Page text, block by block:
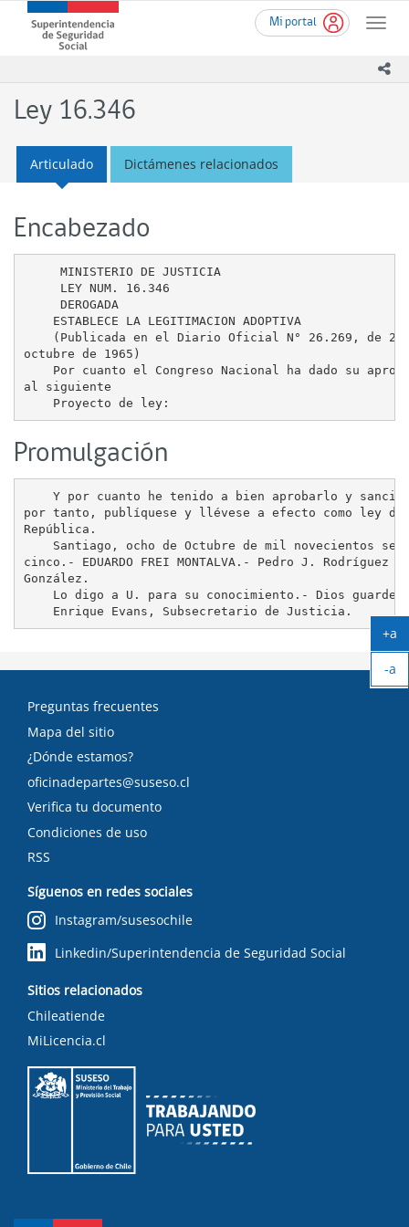
contenido
Mi portal
Toggle
Superintendencia
de
(SUSESO)
-
de
Chile
Ley 16.346
Articulado Dictámenes relacionados
Encabezado
     MINISTERIO DE JUSTICIA
     LEY NUM. 16.346
     DEROGADA
    ESTABLECE LA LEGITIMACION ADOPTIVA
(Publicada en el Diario Oficial N° 26.269, de 20
octubre de 1965)
Por cuanto el Congreso Nacional ha dado su
al siguiente
Promulgación
Y por cuanto he tenido a bien aprobarlo y
por tanto, publíquese y llévese a efecto como ley
República.
Santiago, ocho de Octubre de mil novecientos
cinco.- EDUARDO FREI MONTALVA.- Pedro J. Rodríguez
González.
Lo digo a U. para su conocimiento.- Dios guarde
Preguntas frecuentes
Mapa del sitio
¿Dónde estamos?
oficinadepartes@suseso.cl
Verifica tu documento
Condiciones de uso
RSS
Síguenos en redes sociales
Instagram/susesochile
Linkedin/Superintendencia de Seguridad Social
Sitios relacionados
Chileatiende
MiLicencia.cl
+a
-a